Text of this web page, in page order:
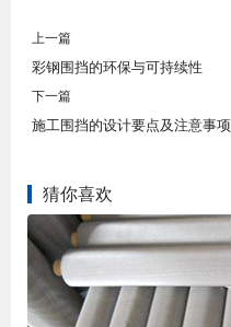
上一篇
彩钢围挡的环保与可持续性
下一篇
施工围挡的设计要点及注意事项
猜你喜欢